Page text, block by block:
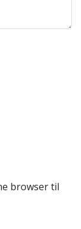
browser til